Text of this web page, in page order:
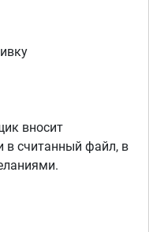
вносит
в считанный файл, в